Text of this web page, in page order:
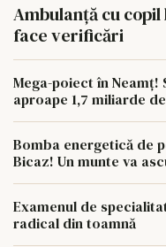
Ambulanță cu copil
face verificări
Mega-poiect în Neamț!
aproape 1,7 miliarde
Bomba energetică de
Bicaz! Un munte va
Examenul de
radical din toamnă